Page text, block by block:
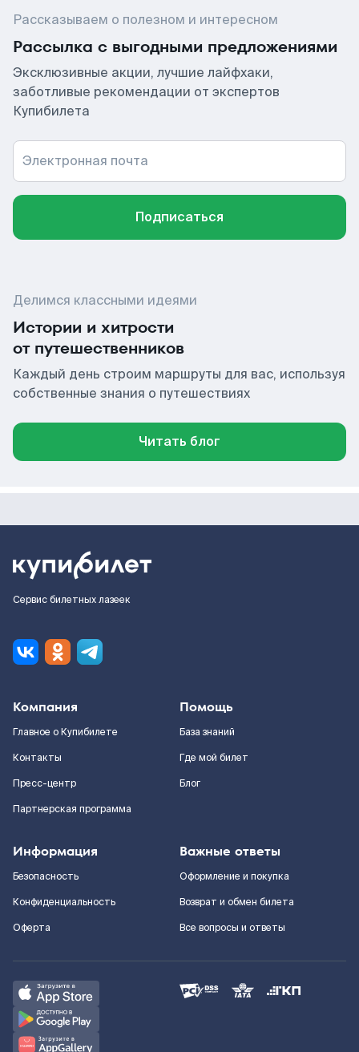
Рассказываем о полезном и интересном
Рассылка с выгодными предложениями
Эксклюзивные акции, лучшие лайфхаки,
заботливые рекомендации от экспертов
Купибилета
Электронная почта
Подписаться
Делимся классными идеями
Истории и хитрости
от путешественников
Каждый день строим маршруты для вас, используя
собственные знания о путешествиях
Читать блог
Сервис билетных лазеек
Компания
Главное о Купибилете
Контакты
Пресс-центр
Партнерская программа
Помощь
База знаний
Где мой билет
Блог
Информация
Безопасность
Конфиденциальность
Оферта
Важные ответы
Оформление и покупка
Возврат и обмен билета
Все вопросы и ответы